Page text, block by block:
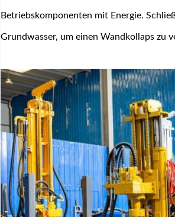
Betriebskomponenten mit Energie.
Grundwasser, um einen Wandkollaps zu